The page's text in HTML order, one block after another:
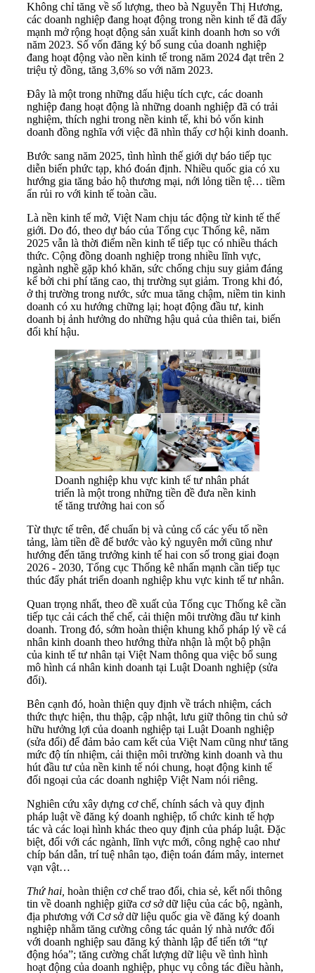
Không chỉ tăng về số lượng, theo bà Nguyễn Thị Hương,
các doanh nghiệp đang hoạt động trong nền kinh tế đã đẩy
mạnh mở rộng hoạt động sản xuất kinh doanh hơn so với
năm 2023. Số vốn đăng ký bổ sung của doanh nghiệp
đang hoạt động vào nền kinh tế trong năm 2024 đạt trên 2
triệu tỷ đồng, tăng 3,6% so với năm 2023.
Đây là một trong những dấu hiệu tích cực, các doanh
nghiệp đang hoạt động là những doanh nghiệp đã có trải
nghiệm, thích nghi trong nền kinh tế, khi bỏ vốn kinh
doanh đồng nghĩa với việc đã nhìn thấy cơ hội kinh doanh.
Bước sang năm 2025, tình hình thế giới dự báo tiếp tục
diễn biến phức tạp, khó đoán định. Nhiều quốc gia có xu
hướng gia tăng bảo hộ thương mại, nới lỏng tiền tệ… tiềm
ẩn rủi ro với kinh tế toàn cầu.
Là nền kinh tế mở, Việt Nam chịu tác động từ kinh tế thế
giới. Do đó, theo dự báo của Tổng cục Thống kê, năm
2025 vẫn là thời điểm nền kinh tế tiếp tục có nhiều thách
thức. Cộng đồng doanh nghiệp trong nhiều lĩnh vực,
ngành nghề gặp khó khăn, sức chống chịu suy giảm đáng
kể bởi chi phí tăng cao, thị trường sụt giảm. Trong khi đó,
ở thị trường trong nước, sức mua tăng chậm, niềm tin kinh
doanh có xu hướng chững lại; hoạt động đầu tư, kinh
doanh bị ảnh hưởng do những hậu quả của thiên tai, biến
đổi khí hậu.
Doanh nghiệp khu vực kinh tế tư nhân phát
triển là một trong những tiền đề đưa nền kinh
tế tăng trưởng hai con số
Từ thực tế trên, để chuẩn bị và củng cố các yếu tố nền
tảng, làm tiền đề để bước vào kỷ nguyên mới cũng như
hướng đến tăng trưởng kinh tế hai con số trong giai đoạn
2026 - 2030, Tổng cục Thống kê nhấn mạnh cần tiếp tục
thúc đẩy phát triển doanh nghiệp khu vực kinh tế tư nhân.
Quan trọng nhất, theo đề xuất của Tổng cục Thống kê cần
tiếp tục cải cách thể chế, cải thiện môi trường đầu tư kinh
doanh. Trong đó, sớm hoàn thiện khung khổ pháp lý về cá
nhân kinh doanh theo hướng thừa nhận là một bộ phận
của kinh tế tư nhân tại Việt Nam thông qua việc bổ sung
mô hình cá nhân kinh doanh tại Luật Doanh nghiệp (sửa
đổi).
Bên cạnh đó, hoàn thiện quy định về trách nhiệm, cách
thức thực hiện, thu thập, cập nhật, lưu giữ thông tin chủ sở
hữu hưởng lợi của doanh nghiệp tại Luật Doanh nghiệp
(sửa đổi) để đảm bảo cam kết của Việt Nam cũng như tăng
mức độ tín nhiệm, cải thiện môi trường kinh doanh và thu
hút đầu tư của nền kinh tế nói chung, hoạt động kinh tế
đối ngoại của các doanh nghiệp Việt Nam nói riêng.
Nghiên cứu xây dựng cơ chế, chính sách và quy định
pháp luật về đăng ký doanh nghiệp, tổ chức kinh tế hợp
tác và các loại hình khác theo quy định của pháp luật. Đặc
biệt, đối với các ngành, lĩnh vực mới, công nghệ cao như
chíp bán dẫn, trí tuệ nhân tạo, điện toán đám mây, internet
vạn vật…
Thứ hai, hoàn thiện cơ chế trao đổi, chia sẻ, kết nối thông
tin về doanh nghiệp giữa cơ sở dữ liệu của các bộ, ngành,
địa phương với Cơ sở dữ liệu quốc gia về đăng ký doanh
nghiệp nhằm tăng cường công tác quản lý nhà nước đối
với doanh nghiệp sau đăng ký thành lập để tiến tới “tự
động hóa”; tăng cường chất lượng dữ liệu về tình hình
hoạt động của doanh nghiệp, phục vụ công tác điều hành,